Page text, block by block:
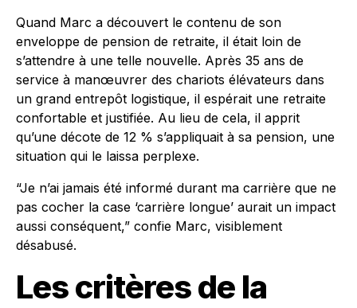
Quand Marc a découvert le contenu de son
enveloppe de pension de retraite, il était loin de
s’attendre à une telle nouvelle. Après 35 ans de
service à manœuvrer des chariots élévateurs dans
un grand entrepôt logistique, il espérait une retraite
confortable et justifiée. Au lieu de cela, il apprit
qu’une décote de 12 % s’appliquait à sa pension, une
situation qui le laissa perplexe.
“Je n’ai jamais été informé durant ma carrière que ne
pas cocher la case ‘carrière longue’ aurait un impact
aussi conséquent,” confie Marc, visiblement
désabusé.
Les critères de la